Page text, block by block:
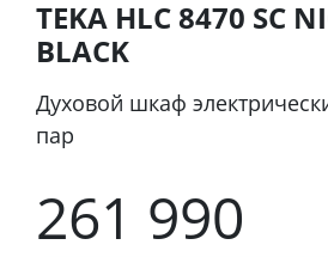
TEKA HLC 8470 SC
BLACK
Духовой шкаф
пар
261 990